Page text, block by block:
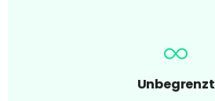
Unbegrenzt